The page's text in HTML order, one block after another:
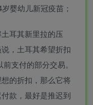
婴幼儿新冠疫苗；
耳其新里拉的压
，土耳其希望折扣
支付的部分交易。
的折扣，那么它将
款，最好是推迟到